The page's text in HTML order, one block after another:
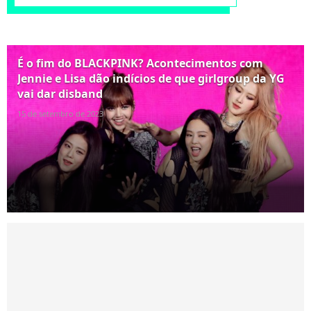
É o fim do BLACKPINK? Acontecimentos com
Jennie e Lisa dão indícios de que girlgroup da YG
vai dar disband
15 de setembro de 2023